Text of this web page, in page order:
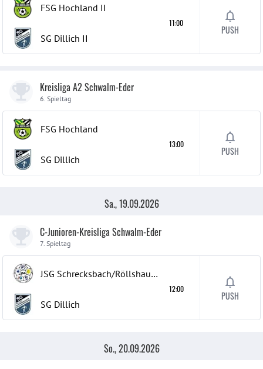
FSG Hochland II
SG Dillich II
11:00
PUSH
Kreisliga A2 Schwalm-Eder
6. Spieltag
FSG Hochland
SG Dillich
13:00
PUSH
Sa., 19.09.2026
C-Junioren-Kreisliga Schwalm-Eder
7. Spieltag
JSG Schrecksbach/Röllshausen
SG Dillich
12:00
PUSH
So., 20.09.2026